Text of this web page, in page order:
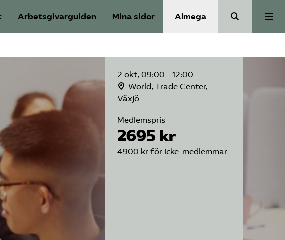
Arbetsgivarguiden Mina sidor Almega
Om Säkerhets­företagen
Våra frågor
Kontakt
2 okt, 09:00 - 12:00
World, Trade Center,
Växjö
Medlemspris
2695 kr
4900 kr för icke-medlemmar